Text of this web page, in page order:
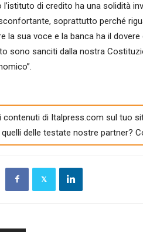
l’istituto di credito ha una solidità
soprattutto perché
la sua voce e la banca ha il
sono sanciti dalla nostra
contenuti di Italpress.com sul tuo
delle testate nostre partner?